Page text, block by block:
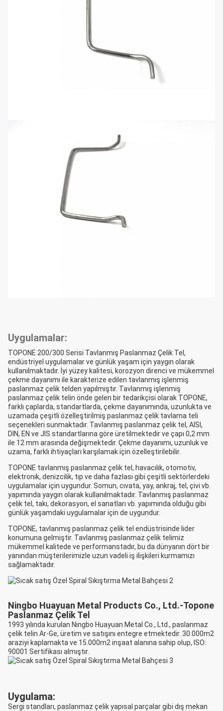
Uygulamalar:
TOPONE 200/300 Serisi Tavlanmış Paslanmaz Çelik Tel,
endüstriyel uygulamalar ve günlük yaşam için yaygın olarak
kullanılmaktadır. İyi yüzey kalitesi, korozyon direnci ve mükemmel
çekme dayanımı ile karakterize edilen tavlanmış işlenmiş
paslanmaz çelik telden yapılmıştır. Tavlanmış işlenmiş
paslanmaz çelik telin önde gelen bir tedarikçisi olarak TOPONE,
farklı çaplarda, standartlarda, çekme dayanımında, uzunlukta ve
uzamada çeşitli özelleştirilmiş paslanmaz çelik tavlama teli
seçenekleri sunmaktadır. Tavlanmış paslanmaz çelik tel, AISI,
DIN, EN ve JIS standartlarına göre üretilmektedir ve çapı 0,2 mm
ile 12 mm arasında değişmektedir. Çekme dayanımı, uzunluk ve
uzama, farklı ihtiyaçları karşılamak için özelleştirilebilir.
TOPONE tavlanmış paslanmaz çelik tel, havacılık, otomotiv,
elektronik, denizcilik, tıp ve daha fazlası gibi çeşitli sektörlerdeki
uygulamalar için uygundur. Somun, cıvata, yay, ankraj, tel, çivi vb.
yapımında yaygın olarak kullanılmaktadır. Tavlanmış paslanmaz
çelik tel, takı, dekorasyon, el sanatları vb. yapımında olduğu gibi
günlük yaşamdaki uygulamalar için de uygundur.
TOPONE, tavlanmış paslanmaz çelik tel endüstrisinde lider
konumuna gelmiştir. Tavlanmış paslanmaz çelik telimiz
mükemmel kalitede ve performanstadır, bu da dünyanın dört bir
yanından müşterilerimizle uzun vadeli iş ilişkileri kurmamızı
sağlamaktadır.
Ningbo Huayuan Metal Products Co., Ltd.-Topone
Paslanmaz Çelik Tel
1993 yılında kurulan Ningbo Huayuan Metal Co., Ltd., paslanmaz
çelik telin Ar-Ge, üretim ve satışını entegre etmektedir. 30.000m2
araziyi kaplamakta ve 15.000m2 inşaat alanına sahip olup, ISO:
90001 Sertifikası almıştır.
Uygulama:
Sergi standları, paslanmaz çelik yapısal parçalar gibi dış mekan